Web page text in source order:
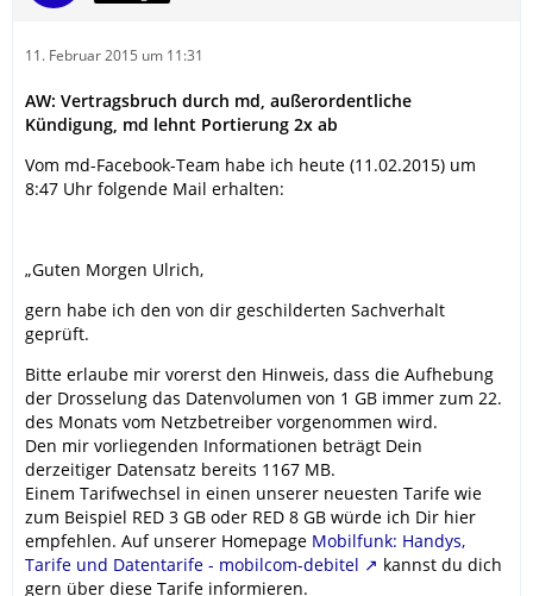
11. Februar 2015 um 11:31
AW: Vertragsbruch durch md, außerordentliche
Kündigung, md lehnt Portierung 2x ab
Vom md-Facebook-Team habe ich heute (11.02.2015) um
8:47 Uhr folgende Mail erhalten:
„Guten Morgen Ulrich,
gern habe ich den von dir geschilderten Sachverhalt
geprüft.
Bitte erlaube mir vorerst den Hinweis, dass die Aufhebung
der Drosselung das Datenvolumen von 1 GB immer zum 22.
des Monats vom Netzbetreiber vorgenommen wird.
Den mir vorliegenden Informationen beträgt Dein
derzeitiger Datensatz bereits 1167 MB.
Einem Tarifwechsel in einen unserer neuesten Tarife wie
zum Beispiel RED 3 GB oder RED 8 GB würde ich Dir hier
empfehlen. Auf unserer Homepage Mobilfunk: Handys,
Tarife und Datentarife - mobilcom-debitel
kannst du dich
gern über diese Tarife informieren.